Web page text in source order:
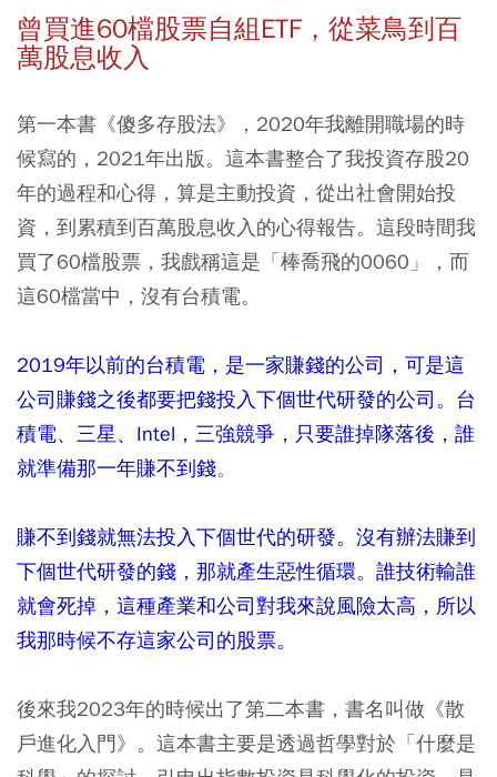
曾買進60檔股票自組ETF，從菜鳥到百
萬股息收入
第一本書《傻多存股法》，2020年我離開職場的時
候寫的，2021年出版。這本書整合了我投資存股20
年的過程和心得，算是主動投資，從出社會開始投
資，到累積到百萬股息收入的心得報告。這段時間我
買了60檔股票，我戲稱這是「棒喬飛的0060」，而
這60檔當中，沒有台積電。
2019年以前的台積電，是一家賺錢的公司，可是這
公司賺錢之後都要把錢投入下個世代研發的公司。台
積電、三星、Intel，三強競爭，只要誰掉隊落後，誰
就準備那一年賺不到錢。
賺不到錢就無法投入下個世代的研發。沒有辦法賺到
下個世代研發的錢，那就產生惡性循環。誰技術輸誰
就會死掉，這種產業和公司對我來說風險太高，所以
我那時候不存這家公司的股票。
後來我2023年的時候出了第二本書，書名叫做《散
戶進化入門》。這本書主要是透過哲學對於「什麼是